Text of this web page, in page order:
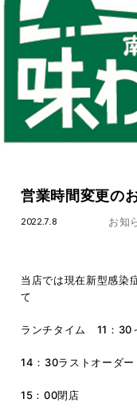
営業時間変更の
2022.7.8 お知
当店では現在新型感染
て
ランチタイム 11：30
14：30ラストオーダー
15：00閉店